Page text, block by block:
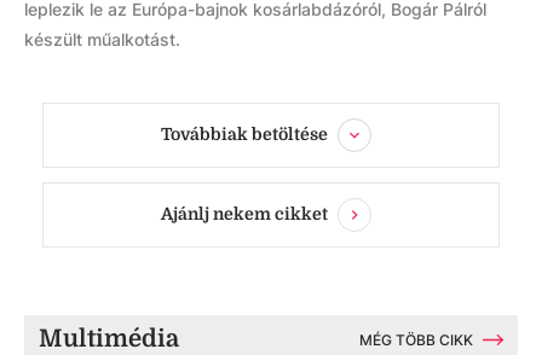
leplezik le az Európa-bajnok kosárlabdázóról, Bogár Pálról
készült műalkotást.
Továbbiak betöltése
Ajánlj nekem cikket
Multimédia MÉG TÖBB CIKK